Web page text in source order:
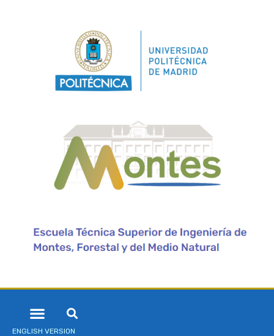
ENGLISH VERSION